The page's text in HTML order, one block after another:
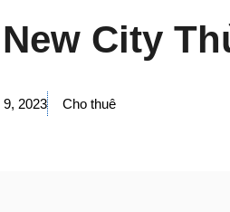
City
9, 2023 Cho thuê